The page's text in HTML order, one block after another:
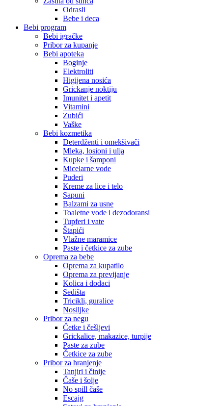
Odrasli
Bebe i deca
Bebi program
Bebi igračke
Pribor za kupanje
Bebi apoteka
Boginje
Elektroliti
Higijena nosića
Grickanje noktiju
Imunitet i apetit
Vitamini
Zubići
Vaške
Bebi kozmetika
Deterdženti i omekšivači
Mleka, losioni i ulja
Kupke i šamponi
Micelarne vode
Puderi
Kreme za lice i telo
Sapuni
Balzami za usne
Toaletne vode i dezodoransi
Tupferi i vate
Štapići
Vlažne maramice
Paste i četkice za zube
Oprema za bebe
Oprema za kupatilo
Oprema za previjanje
Kolica i dodaci
Sedišta
Tricikli, guralice
Nosiljke
Pribor za negu
Četke i češljevi
Grickalice, makazice, turpije
Paste za zube
Četkice za zube
Pribor za hranjenje
Tanjiri i činije
Čaše i šolje
No spill čaše
Escajg